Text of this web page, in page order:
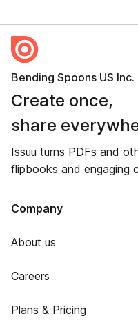
Bending Spoons US Inc.
Create once,
share
Issuu turns PDFs and
flipbooks and engaging
Company
About us
Careers
Plans & Pricing